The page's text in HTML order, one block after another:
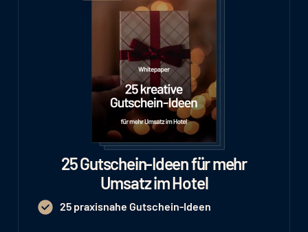
25 Gutschein-Ideen für mehr
Umsatz im Hotel
25 praxisnahe Gutschein-Ideen